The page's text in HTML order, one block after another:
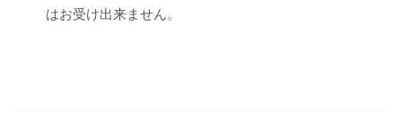
はお受け出来ません。